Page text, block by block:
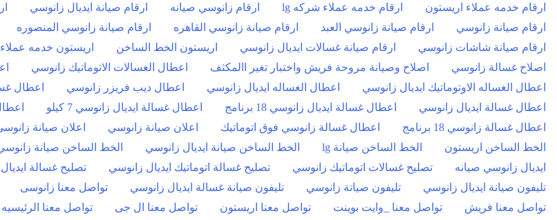
ارقام خدمه عملاء اريستون
ارقام خدمه عملاء شركه lg ارقام زانوسي صيانه ارقام صيانة ايديال زانوسي
ارقام صيانة زانوسي
ارقام صيانة زانوسي العبد ارقام صيانة زانوسي القاهره ارقام صيانة زانوسي المنصوره
ارقام صيانة شاشات زانوسي
ارقام صيانة غسالات ايديال زانوسي اريستون الخط الساخن اريستون خدمه عملاء
اصلاح غسالة زانوسي
اصلاح وصيانة مروحة فريش واختبار تغير االمكثف اعطال الغسالات الاتوماتيك زانوسي
اعطال الغساله الاوتوماتيك ايديال زانوسي
اعطال الغساله ايديال زانوسي اعطال ديب فريزر زانوسي اعطال
اعطال غسالة ايديال زانوسي
اعطال غسالة ايديال زانوسي 18 برنامج اعطال غسالة ايديال زانوسي 7 كيلو
اعطال غسالة زانوسي 18 برنامج
اعطال غسالة زانوسي فوق اتوماتيك اعلان صيانة زانوسي اعلان صيانة
الخط الساخن اريستون
الخط الساخن صيانة lg الخط الساخن صيانة ايديال زانوسي الخط الساخن صيانة
ايديال زانوسي صيانه
تصليح غسالات اتوماتيك زانوسي تصليح غسالة اتوماتيك ايديال زانوسي تصليح غسالة
تليفون صيانة ايديال زانوسي
تليفون صيانة زانوسي تليفون صيانة غسالة ايديال زانوسي تواصل معنا زانوسى
تواصل معنا فريش
تواصل معنا _وايت بوينت تواصل معنا اريستون تواصل معنا ال جى تواصل معنا الرئيسيه